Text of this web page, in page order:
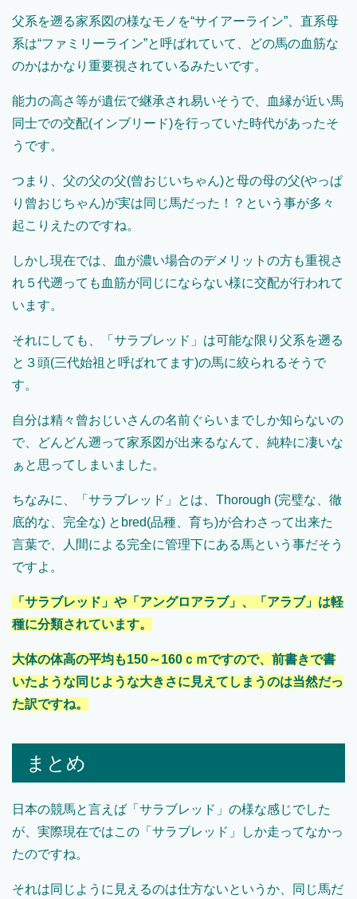
父系を遡る家系図の様なモノを“サイアーライン”、直系母
系は“ファミリーライン”と呼ばれていて、どの馬の血筋な
のかはかなり重要視されているみたいです。
能力の高さ等が遺伝で継承され易いそうで、血縁が近い馬
同士での交配(インブリード)を行っていた時代があったそ
うです。
つまり、父の父の父(曾おじいちゃん)と母の母の父(やっぱ
り曾おじちゃん)が実は同じ馬だった！？という事が多々
起こりえたのですね。
しかし現在では、血が濃い場合のデメリットの方も重視さ
れ５代遡っても血筋が同じにならない様に交配が行われて
います。
それにしても、「サラブレッド」は可能な限り父系を遡る
と３頭(三代始祖と呼ばれてます)の馬に絞られるそうで
す。
自分は精々曾おじいさんの名前ぐらいまでしか知らないの
で、どんどん遡って家系図が出来るなんて、純粋に凄いな
ぁと思ってしまいました。
ちなみに、「サラブレッド」とは、Thorough (完璧な、徹
底的な、完全な) とbred(品種、育ち)が合わさって出来た
言葉で、人間による完全に管理下にある馬という事だそう
ですよ。
「サラブレッド」や「アングロアラブ」、「アラブ」は軽
種に分類されています。
大体の体高の平均も150～160ｃｍですので、前書きで書
いたような同じような大きさに見えてしまうのは当然だっ
た訳ですね。
まとめ
日本の競馬と言えば「サラブレッド」の様な感じでした
が、実際現在ではこの「サラブレッド」しか走ってなかっ
たのですね。
それは同じように見えるのは仕方ないというか、同じ馬だ